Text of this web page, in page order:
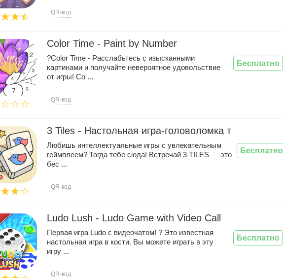
QR-код
Color Time - Paint by Number
?Color Time - Расслабьтесь с изысканными
картинами и получайте невероятное удовольствие
от игры! Co ...
QR-код
Бесплатно
3 Tiles - Настольная игра-головоломка три в ряд
Любишь интеллектуальные игры с увлекательным
геймплеем? Тогда тебе сюда! Встречай 3 TILES — это
бес ...
QR-код
Бесплатно
Ludo Lush - Ludo Game with Video Call
Первая игра Ludo с видеочатом! ? Это известная
настольная игра в кости. Вы можете играть в эту
игру ...
QR-код
Бесплатно